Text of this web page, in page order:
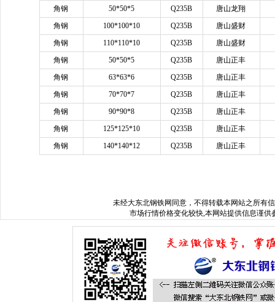
角钢
50*50*5 Q235B
唐山龙翔
角钢
100*100*10 Q235B
唐山盛财
角钢
110*110*10 Q235B
唐山盛财
角钢
50*50*5 Q235B
唐山正丰
角钢
63*63*6 Q235B
唐山正丰
角钢
70*70*7 Q235B
唐山正丰
角钢
90*90*8 Q235B
唐山正丰
角钢
125*125*10 Q235B
唐山正丰
角钢
140*140*12 Q235B 唐山正丰
未经大东北钢铁网 同意，不得转载本网站之所有
市场行情价格变化较快,本网站提供信息谨供